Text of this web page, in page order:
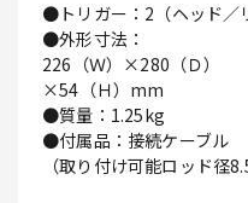
●トリガー：2（ヘッド／
●外形寸法：
226（Ｗ）×280（Ｄ）
×54（Ｈ）mm
●質量：1.25kg
●付属品：接続ケーブル
（取り付け可能ロッド径